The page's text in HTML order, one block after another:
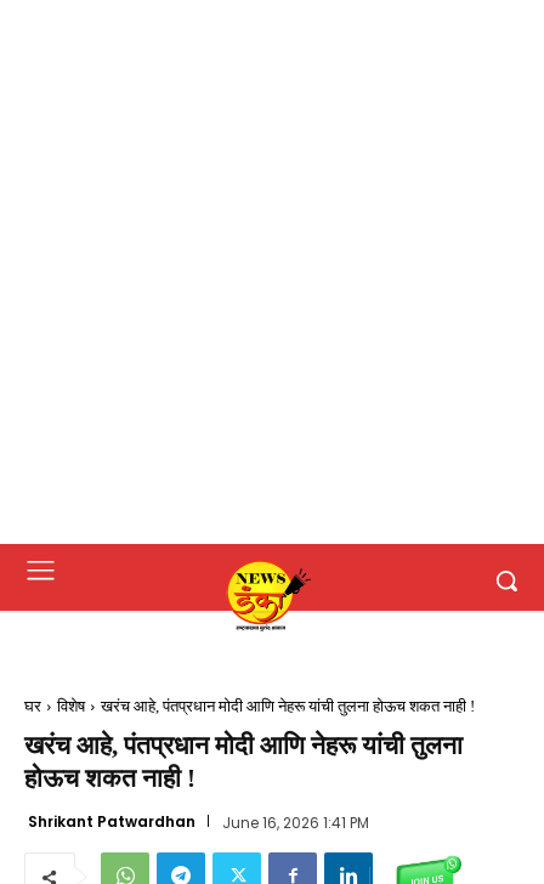
घर विशेष खरंच आहे, पंतप्रधान मोदी आणि नेहरू यांची तुलना होऊच शकत नाही !
खरंच आहे, पंतप्रधान मोदी आणि नेहरू यांची तुलना
होऊच शकत नाही !
Shrikant Patwardhan June 16, 2026 1:41 PM